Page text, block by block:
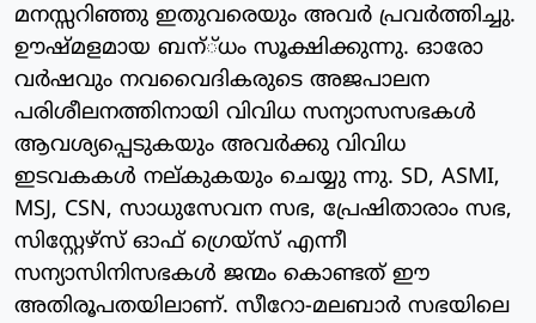
മനസ്സറിഞ്ഞു ഇതുവരെയും അവര്‍ പ്രവര്‍ത്തിച്ചു.
ഊഷ്മളമായ ബന്്ധം സൂക്ഷിക്കുന്നു. ഓരോ
വര്‍ഷവും നവവൈദികരുടെ അജപാലന
പരിശീലനത്തിനായി വിവിധ സന്യാസസഭകള്‍
ആവശ്യപ്പെടുകയും അവര്‍ക്കു വിവിധ
ഇടവകകള്‍ നല്കുകയും ചെയ്യു ന്നു. SD, ASMI,
MSJ, CSN, സാധുസേവന സഭ, പ്രേഷിതാരാം സഭ,
സിസ്റ്റേഴ്‌സ് ഓഫ് ഗ്രെയ്‌സ് എന്നീ
സന്യാസിനിസഭകള്‍ ജന്മം കൊണ്ടത് ഈ
അതിരൂപതയിലാണ്. സീറോ-മലബാര്‍ സഭയിലെ